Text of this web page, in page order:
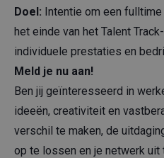
Doel: Intentie om een
het einde van het Talent
individuele prestaties en
Meld je nu aan!
Ben jij geïnteresseerd in
ideeën, creativiteit en
verschil te maken, de
op te lossen en je netwerk uit